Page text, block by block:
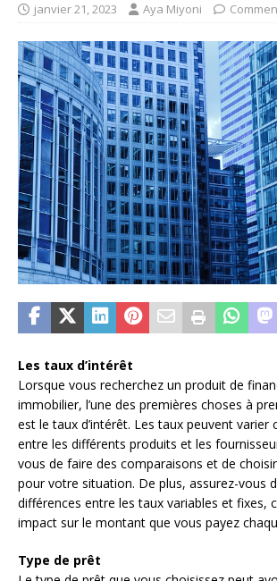
janvier 21, 2023 Aya Miyoni
Les taux d’intérêt
Lorsque vous recherchez un produit de
immobilier, l’une des premières choses à
est le taux d’intérêt. Les taux peuvent varier
entre les différents produits et les
vous de faire des comparaisons et de
pour votre situation. De plus, assurez-vous
différences entre les taux variables et fixes,
impact sur le montant que vous payez
Type de prêt